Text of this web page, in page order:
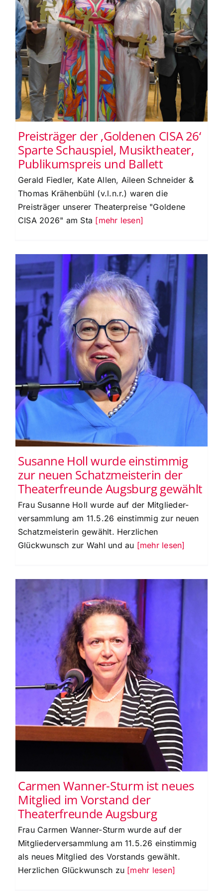
Preisträger der ‚Goldenen CISA 26‘
Sparte Schauspiel, Musiktheater,
Publikumspreis und Ballett
Gerald Fiedler, Kate Allen, Aileen Schneider &
Thomas Krähenbühl (v.l.n.r.) waren die
Preisträger unserer Theaterpreise "Goldene
CISA 2026" am Sta [mehr lesen]
Susanne Holl wurde einstimmig
zur neuen Schatzmeisterin der
Theaterfreunde Augsburg gewählt
Frau Susanne Holl wurde auf der Mitglieder-
versammlung am 11.5.26 einstimmig zur neuen
Schatzmeisterin gewählt. Herzlichen
Glückwunsch zur Wahl und au [mehr lesen]
Carmen Wanner-Sturm ist neues
Mitglied im Vorstand der
Theaterfreunde Augsburg
Frau Carmen Wanner-Sturm wurde auf der
Mitgliederversammlung am 11.5.26 einstimmig
als neues Mitglied des Vorstands gewählt.
Herzlichen Glückwunsch zu [mehr lesen]